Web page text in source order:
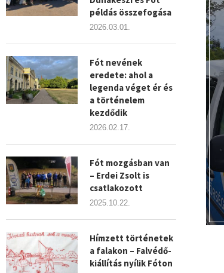
példás összefogása
2026.03.01.
Fót nevének
eredete: ahol a
legenda véget ér és
a történelem
kezdődik
2026.02.17.
Fót mozgásban van
– Erdei Zsolt is
csatlakozott
2025.10.22.
Hímzett történetek
a falakon – Falvédő-
kiállítás nyílik Fóton